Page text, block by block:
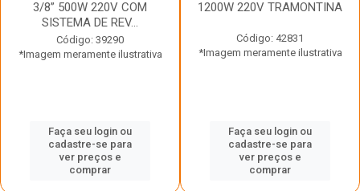
3/8” 500W 220V COM
SISTEMA DE REV...
Código: 39290
*Imagem meramente ilustrativa
Faça seu login ou
cadastre-se para
ver preços e
comprar
1200W 220V TRAMONTINA
Código: 42831
*Imagem meramente ilustrativa
Faça seu login ou
cadastre-se para
ver preços e
comprar